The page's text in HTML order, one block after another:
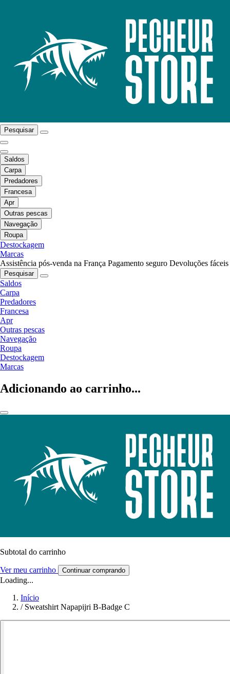
Pesquisar
Saldos
Carpa
Predadores
Francesa
Apr
Outras pescas
Navegação
Roupa
Destockagem
Marcas
Assistência pós-venda na França Pagamento seguro Devoluções fáceis
Pesquisar
Saldos
Carpa
Predadores
Francesa
Apr
Outras pescas
Navegação
Roupa
Destockagem
Marcas
Adicionando ao carrinho...
Subtotal do carrinho
Ver meu carrinho Continuar comprando
Loading...
Início
/ Sweatshirt Napapijri B-Badge C